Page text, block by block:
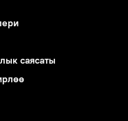
саясаты